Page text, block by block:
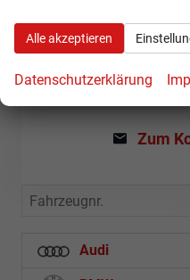
Sie
+49
Zum
Fahrzeugnr.
Audi
Alle akzeptieren
Datenschutzerklärung